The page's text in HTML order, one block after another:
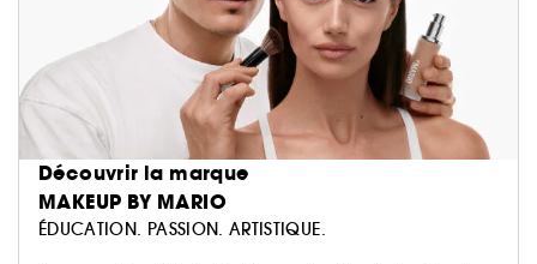
Découvrir la marque
MAKEUP BY MARIO
ÉDUCATION. PASSION. ARTISTIQUE.